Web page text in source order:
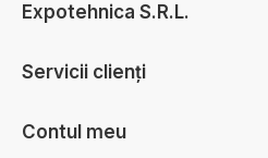
Expotehnica S.R.L.
Servicii clienți
Contul meu